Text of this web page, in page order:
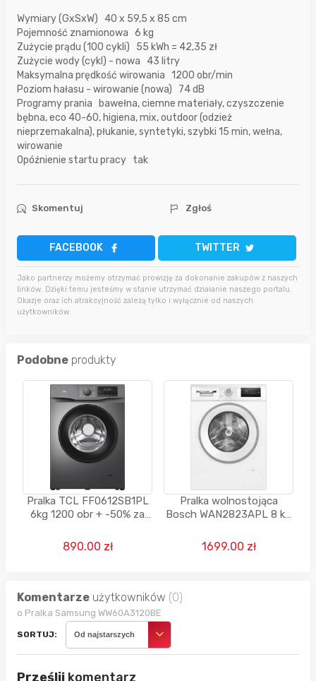
Wymiary (GxSxW) 40 x 59,5 x 85 cm
Pojemność znamionowa 6 kg
Zużycie prądu (100 cykli) 55 kWh = 42,35 zł
Zużycie wody (cykl) - nowa 43 litry
Maksymalna prędkość wirowania 1200 obr/min
Poziom hałasu - wirowanie (nowa) 74 dB
Programy prania bawełna, ciemne materiały, czyszczenie
bębna, eco 40-60, higiena, mix, outdoor (odzież
nieprzemakalna), płukanie, syntetyki, szybki 15 min, wełna,
wirowanie
Opóźnienie startu pracy tak
Skomentuj Zgłoś
FACEBOOK TWITTER
Jako partnerzy możemy otrzymać prowizję za dokonanie zakupów z naszych
linków. Dzięki temu jesteśmy w stanie utrzymać działanie naszego portalu.
Okazje oraz ich atrakcyjność zależą tylko i wyłącznie od naszych
użytkowników.
Podobne produkty
Pralka TCL FF0612SB1PL
6kg 1200 obr + -50% za
podłączenie i
890.00 zł
Pralka wolnostojąca
Bosch WAN2823APL 8 kg
biała
1699.00 zł
Komentarze użytkowników (0)
o Pralka Samsung WW60A3120BE
SORTUJ: Od najstarszych
Prześlij komentarz